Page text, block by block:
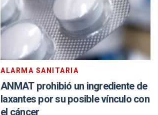
ALARMA SANITARIA
ANMAT prohibió un ingrediente de
laxantes por su posible vínculo con